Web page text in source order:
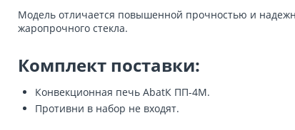
Модель отличается повышенной прочностью и
жаропрочного стекла.
Комплект поставки:
Конвекционная печь AbatК ПП-4М.
Противни в набор не входят.